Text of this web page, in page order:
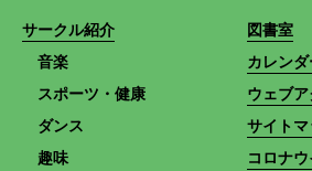
サークル紹介
音楽
スポーツ・健康
ダンス
趣味
図書室
カレンダ
ウェブ
サイトマ
コロナ